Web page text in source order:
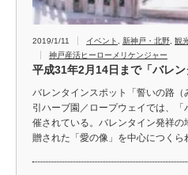
2019/1/11 イベント 新神戸・北野 観
神戸産活ヒーローメリケンジャー
平成31年2月14日まで「バレ
バレンタインスポット「誓いの路
引ハーブ園／ロープウェイでは、
催されている。バレンタイン発祥
贈された「愛の像」を中心につくら